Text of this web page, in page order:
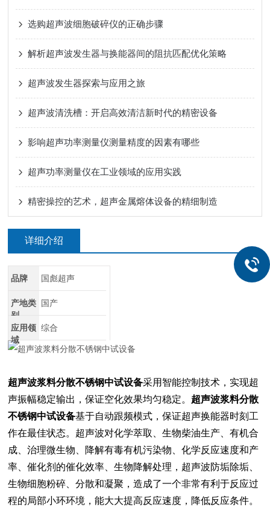
选购超声波细胞破碎仪的正确步骤
解析超声波发生器与换能器间的阻抗匹配优化策略
超声波发生器探索与应用之旅
超声波清洗槽：开启高效清洁新时代的精密设备
影响超声功率测量仪测量精度的因素有哪些
超声功率测量仪在工业领域的应用实践
精密操控的艺术，超声金属熔体设备的精细制造
详细介绍
品牌 国彪超声
产地类
别
国产
应用领
域
综合
超声波浆料分散不锈钢中试设备采用智能控制技术，实现超
声振幅稳定输出，保证空化效果均匀稳定。 超声波浆料分散
不锈钢中试设备基于自动跟频模式，保证超声换能器时刻工
作在最佳状态。超声波对化学萃取、生物柴油生产、有机合
成、治理微生物、降解有毒有机污染物、化学反应速度和产
率、催化剂的催化效率、生物降解处理，超声波防垢除垢、
生物细胞粉碎、分散和凝聚，造成了一个非常有利于反应过
程的局部小环环境，能大大提高反应速度，降低反应条件。